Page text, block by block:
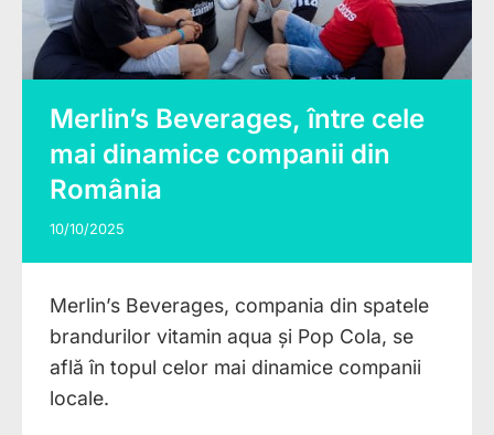
Merlin’s Beverages, între cele
mai dinamice companii din
România
10/10/2025
Merlin’s Beverages, compania din spatele
brandurilor vitamin aqua și Pop Cola, se
află în topul celor mai dinamice companii
locale.